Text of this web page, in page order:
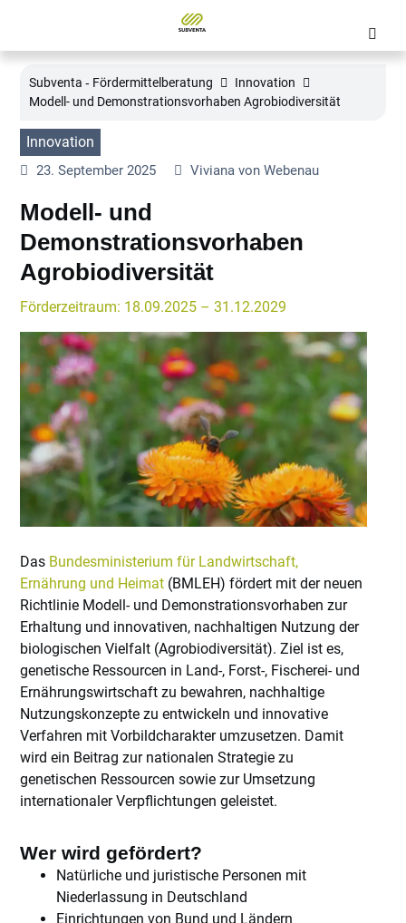
Subventa ‐ Fördermittelberatung
Innovation
Modell- und Demonstrationsvorhaben Agrobiodiversität
Innovation
23. September 2025 Viviana von Webenau
Modell- und
Demonstrationsvorhaben
Agrobiodiversität
Förderzeitraum: 18.09.2025 – 31.12.2029
Das Bundesministerium für Landwirtschaft,
Ernährung und Heimat (BMLEH) fördert mit der neuen
Richtlinie Modell- und Demonstrationsvorhaben zur
Erhaltung und innovativen, nachhaltigen Nutzung der
biologischen Vielfalt (Agrobiodiversität). Ziel ist es,
genetische Ressourcen in Land-, Forst-, Fischerei- und
Ernährungswirtschaft zu bewahren, nachhaltige
Nutzungskonzepte zu entwickeln und innovative
Verfahren mit Vorbildcharakter umzusetzen. Damit
wird ein Beitrag zur nationalen Strategie zu
genetischen Ressourcen sowie zur Umsetzung
internationaler Verpflichtungen geleistet.
Wer wird gefördert?
Natürliche und juristische Personen mit
Niederlassung in Deutschland
Einrichtungen von Bund und Ländern